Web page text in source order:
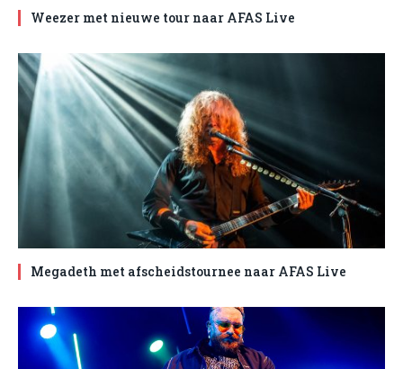
Weezer met nieuwe tour naar AFAS Live
Megadeth met afscheidstournee naar AFAS Live